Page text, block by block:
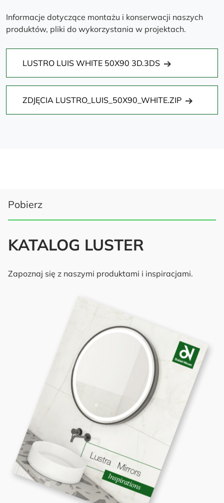
Informacje dotyczące montażu i konserwacji naszych
produktów, pliki do wykorzystania w projektach.
LUSTRO LUIS WHITE 50X90 3D.3DS
ZDJĘCIA LUSTRO_LUIS_50X90_WHITE.ZIP
Pobierz
KATALOG LUSTER
Zapoznaj się z naszymi produktami i inspiracjami.